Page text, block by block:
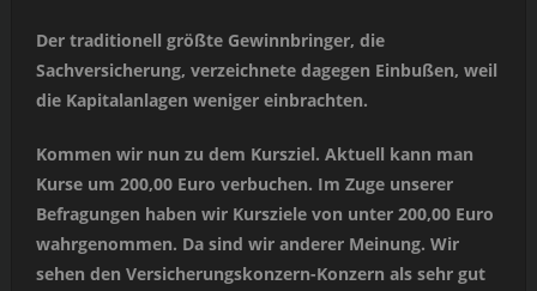
Der traditionell größte Gewinnbringer, die
Sachversicherung, verzeichnete dagegen Einbußen, weil
die Kapitalanlagen weniger einbrachten.
Kommen wir nun zu dem Kursziel. Aktuell kann man
Kurse um 200,00 Euro verbuchen. Im Zuge unserer
Befragungen haben wir Kursziele von unter 200,00 Euro
wahrgenommen. Da sind wir anderer Meinung. Wir
sehen den Versicherungskonzern-Konzern als sehr gut